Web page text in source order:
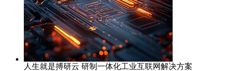
人生就是搏研云 研制一体化工业互联网解决方案